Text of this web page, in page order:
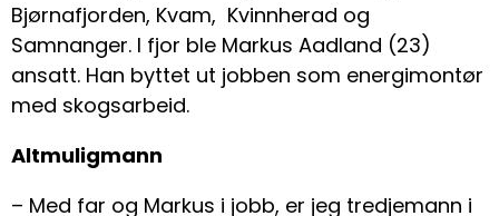
Bjørnafjorden, Kvam, Kvinnherad og
Samnanger. I fjor ble Markus Aadland (23)
ansatt. Han byttet ut jobben som energimontør
med skogsarbeid.
Altmuligmann
– Med far og Markus i jobb, er jeg tredjemann i